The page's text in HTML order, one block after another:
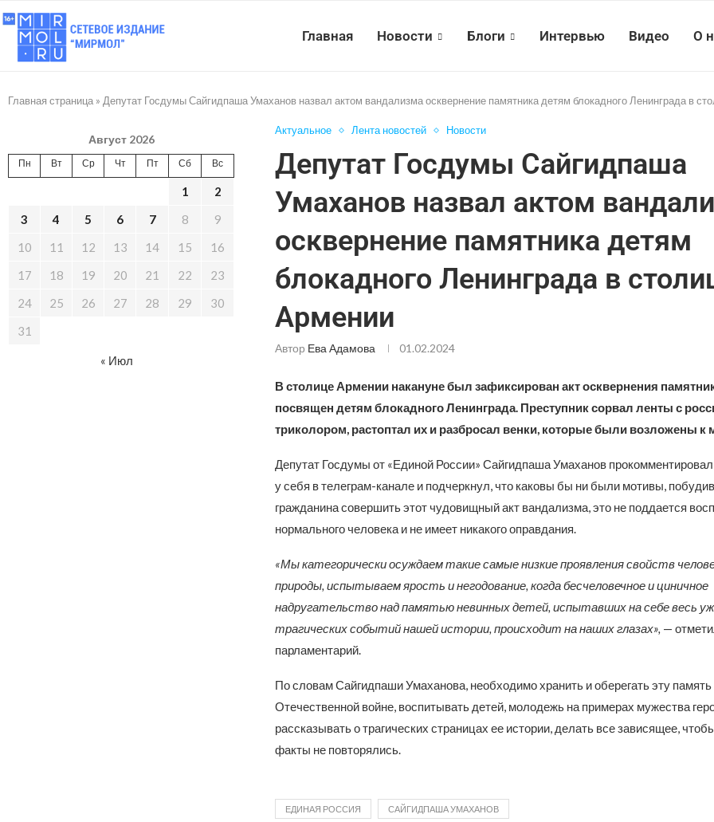
Главная Новости Блоги Интервью Видео О
Главная страница » Депутат Госдумы Сайгидпаша Умаханов назвал актом вандализма осквернение памятника детям блокадного Ленинграда в
Актуальное Лента новостей Новости
Депутат Госдумы Сайгидпаша
Умаханов назвал актом
осквернение памятника детям
блокадного Ленинграда в
Армении
Автор Ева Адамова 01.02.2024
В столице Армении накануне был зафиксирован акт осквернения
посвящен детям блокадного Ленинграда. Преступник сорвал ленты с
триколором, растоптал их и разбросал венки, которые были возложены к
Депутат Госдумы от «Единой России» Сайгидпаша Умаханов
у себя в телеграм-канале и подчеркнул, что каковы бы ни были мотивы,
гражданина совершить этот чудовищный акт вандализма, это не поддается
нормального человека и не имеет никакого оправдания.
«Мы категорически осуждаем такие самые низкие проявления свойств
природы, испытываем ярость и негодование, когда бесчеловечное и циничное
надругательство над памятью невинных детей, испытавших на себе весь
трагических событий нашей истории, происходит на наших глазах», —
парламентарий.
По словам Сайгидпаши Умаханова, необходимо хранить и оберегать эту
Отечественной войне, воспитывать детей, молодежь на примерах мужества
рассказывать о трагических страницах ее истории, делать все зависящее,
факты не повторялись.
ЕДИНАЯ РОССИЯ САЙГИДПАША УМАХАНОВ
Август 2026
Пн Вт Ср Чт Пт Сб Вс
1
2
3
4 5 6 7 8
9
10
11 12 13 14 15
16
17
18 19 20 21 22
23
24
25 26 27 28 29
30
31
« Июл